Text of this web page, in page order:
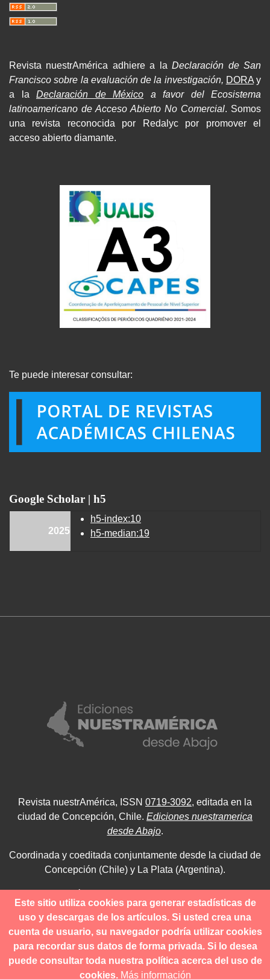
Revista nuestrAmérica adhiere a laDeclaración de San
Francisco sobre la evaluación de la investigación, DORAy
a la Declaración de México a favor del Ecosistema
latinoamericano de Acceso Abierto No Comercial. Somos
una revista reconocida por Redalyc por promover el
acceso abierto diamante.
Te puede interesar consultar:
Google Scholar | h5
2025
h5-index:10
h5-median:19
Revista nuestrAmérica, ISSN 0719-3092, editada en la
ciudad de Concepción, Chile. Ediciones nuestramerica
desde Abajo.
Coordinada y coeditada conjuntamente desde la ciudad de
Concepción (Chile) y La Plata (Argentina).
contacto@revistanuestramerica.cl
Toda comunicación respecto a los envíos se deben realizar
a través del OJS.
Este sitio utiliza cookies para generar estadísticas de
uso y descargas de los artículos. Si usted crea una
cuenta de usuario, su navegador podría utilizar cookies
para recordar sus datos de forma privada. Si lo desea
puede consultar toda nuestra política acerca del uso de
cookies. Más información